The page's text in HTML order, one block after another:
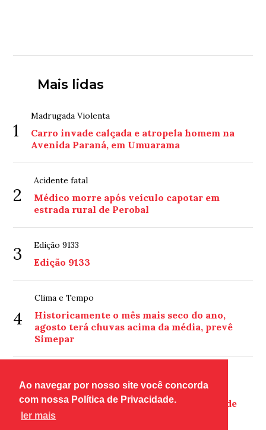
Ao navegar por nosso site você concorda
com nossa Política de Privacidade.
ler mais
Mais lidas
1
Madrugada Violenta
Carro invade calçada e atropela homem na
Avenida Paraná, em Umuarama
2
Acidente fatal
Médico morre após veículo capotar em
estrada rural de Perobal
3 Edição 9133
Edição 9133
4
Clima e Tempo
Historicamente o mês mais seco do ano,
agosto terá chuvas acima da média, prevê
Simepar
5
PM prendeu mulher embriagada que
atropelou homem na calçada, no centro de
Umuarama